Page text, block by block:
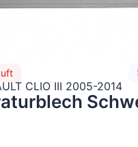
CLIO III 2005-2014